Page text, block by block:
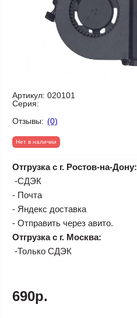
Артикул: 020101
Серия:
Отзывы: (0)
Нет в наличии
Отгрузка с г. Ростов-на-Дону:
-СДЭК
- Почта
- Яндекс доставка
- Отправить через авито.
Отгрузка с г. Москва:
-Только СДЭК
690р.